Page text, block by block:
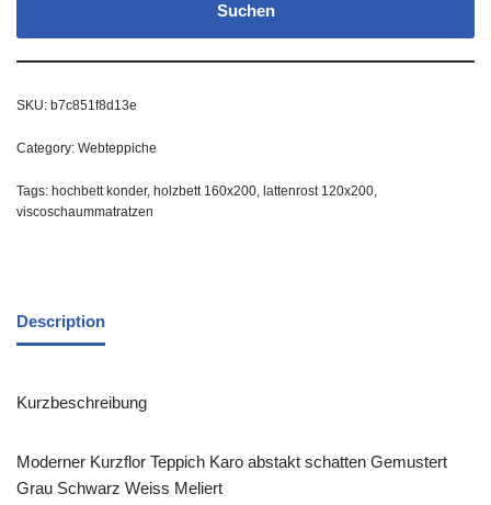
Suchen
SKU: b7c851f8d13e
Category: Webteppiche
Tags: hochbett konder, holzbett 160x200, lattenrost 120x200,
viscoschaummatratzen
Description
Kurzbeschreibung
Moderner Kurzflor Teppich Karo abstakt schatten Gemustert
Grau Schwarz Weiss Meliert